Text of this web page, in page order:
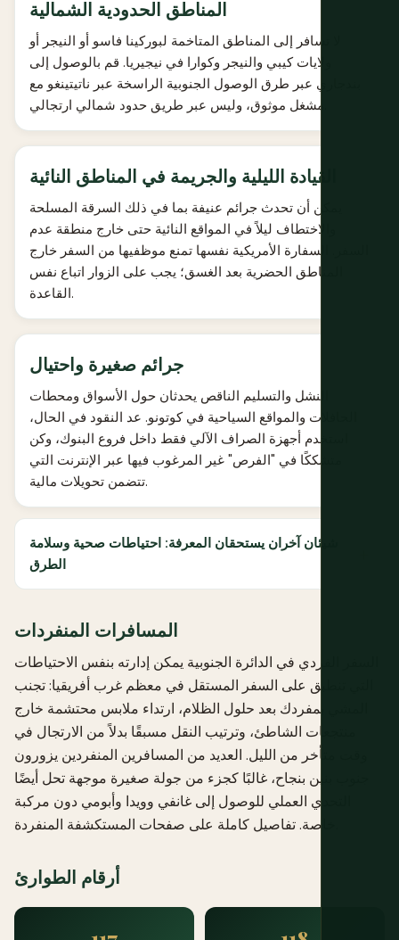
المناطق الحدودية الشمالية
لا تسافر إلى المناطق المتاخمة لبوركينا فاسو أو النيجر أو
ولايات كيبي والنيجر وكوارا في نيجيريا. قم بالوصول إلى
بندجاري عبر طرق الوصول الجنوبية الراسخة عبر ناتيتينغو مع
القيادة الليلية والجريمة في المناطق النائية
يمكن أن تحدث جرائم عنيفة بما في ذلك السرقة المسلحة
والاختطاف ليلاً في المواقع النائية حتى خارج منطقة عدم
السفر. السفارة الأمريكية نفسها تمنع موظفيها من السفر خارج
المناطق الحضرية بعد الغسق؛ يجب على الزوار اتباع نفس
القاعدة.
جرائم صغيرة واحتيال
النشل والتسليم الناقص يحدثان حول الأسواق ومحطات
الحافلات والمواقع السياحية في كوتونو. عد النقود في الحال،
استخدم أجهزة الصراف الآلي فقط داخل فروع البنوك، وكن
متشككًا في "الفرص" غير المرغوب فيها عبر الإنترنت التي
تتضمن تحويلات مالية.
شيئان آخران يستحقان المعرفة: احتياطات صحية وسلامة
الطرق
المسافرات المنفردات
السفر الفردي في الدائرة الجنوبية يمكن إدارته بنفس الاحتياطات
التي تنطبق على السفر المستقل في معظم غرب أفريقيا: تجنب
المشي بمفردك بعد حلول الظلام، ارتداء ملابس محتشمة خارج
منتجعات الشاطئ، وترتيب النقل مسبقًا بدلاً من الارتجال في
وقت متأخر من الليل. العديد من المسافرين المنفردين يزورون
جنوب بنين بنجاح، غالبًا كجزء من جولة صغيرة موجهة تحل أيضًا
التحدي العملي للوصول إلى غانفي وويدا وأبومي دون مركبة
خاصة. تفاصيل كاملة على صفحات المستكشفة المنفردة
أرقام الطوارئ